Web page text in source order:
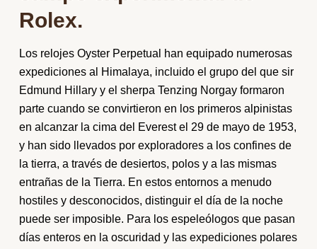
Rolex.
Los relojes Oyster Perpetual han equipado numerosas
expediciones al Himalaya, incluido el grupo del que sir
Edmund Hillary y el sherpa Tenzing Norgay formaron
parte cuando se convirtieron en los primeros alpinistas
en alcanzar la cima del Everest el 29 de mayo de 1953,
y han sido llevados por exploradores a los confines de
la tierra, a través de desiertos, polos y a las mismas
entrañas de la Tierra. En estos entornos a menudo
hostiles y desconocidos, distinguir el día de la noche
puede ser imposible. Para los espeleólogos que pasan
días enteros en la oscuridad y las expediciones polares